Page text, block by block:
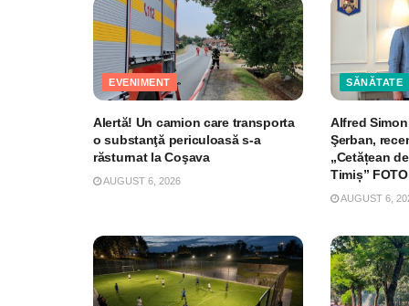
EVENIMENT
Alertă! Un camion care transporta
o substanţă periculoasă s-a
răsturnat la Coşava
AUGUST 6, 2026
SĂNĂTATE
Alfred
Şerban,
„Cetățean
Timiș” FOTO
AUGUST 6,